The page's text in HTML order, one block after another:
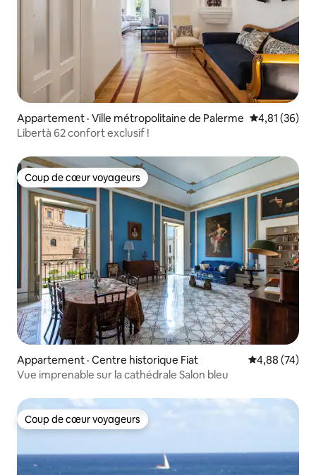
Appartement · Ville métropolitaine de Palerme Note
4,81 (36)
Libertà 62 confort exclusif !
Coup de cœur voyageurs
Coup de cœur voyageurs
Appartement · Centre historique Fiat Note
4,88 (74)
Vue imprenable sur la cathédrale Salon bleu
Coup de cœur voyageurs
Coup de cœur voyageurs